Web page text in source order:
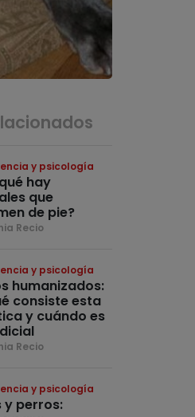
y psicología
hay
que
de pie?
Recio
y psicología
humanizados:
consiste esta
y cuándo es
Recio
y psicología
y perros: